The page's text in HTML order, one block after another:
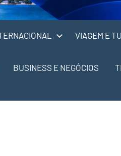
VIAGEM E
BUSINESS E NEGÓCIOS